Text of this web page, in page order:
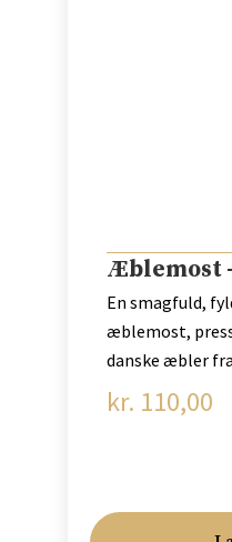
Æblemost
En smagfuld,
æblemost,
danske æbler
kr. 110,00